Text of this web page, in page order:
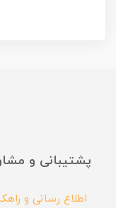
پشتیبانی و
اطلاع رسانی و